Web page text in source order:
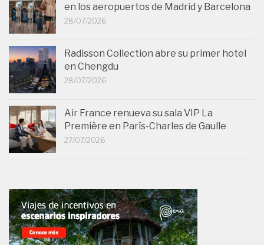
en los aeropuertos de Madrid y Barcelona
28/07/2026
Radisson Collection abre su primer hotel
en Chengdu
28/07/2026
Air France renueva su sala VIP La
Première en París-Charles de Gaulle
27/07/2026